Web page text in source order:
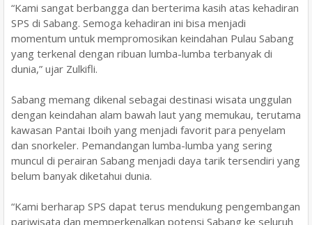
“Kami sangat berbangga dan berterima kasih atas kehadiran
SPS di Sabang. Semoga kehadiran ini bisa menjadi
momentum untuk mempromosikan keindahan Pulau Sabang
yang terkenal dengan ribuan lumba-lumba terbanyak di
dunia,” ujar Zulkifli.
Sabang memang dikenal sebagai destinasi wisata unggulan
dengan keindahan alam bawah laut yang memukau, terutama
kawasan Pantai Iboih yang menjadi favorit para penyelam
dan snorkeler. Pemandangan lumba-lumba yang sering
muncul di perairan Sabang menjadi daya tarik tersendiri yang
belum banyak diketahui dunia.
“Kami berharap SPS dapat terus mendukung pengembangan
pariwisata dan memperkenalkan potensi Sabang ke seluruh